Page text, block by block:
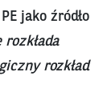
jako źródło
rozkłada
rozkład